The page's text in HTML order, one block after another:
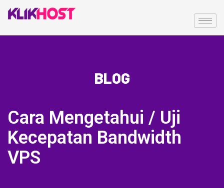
BLOG
Cara Mengetahui / Uji
Kecepatan Bandwidth
VPS